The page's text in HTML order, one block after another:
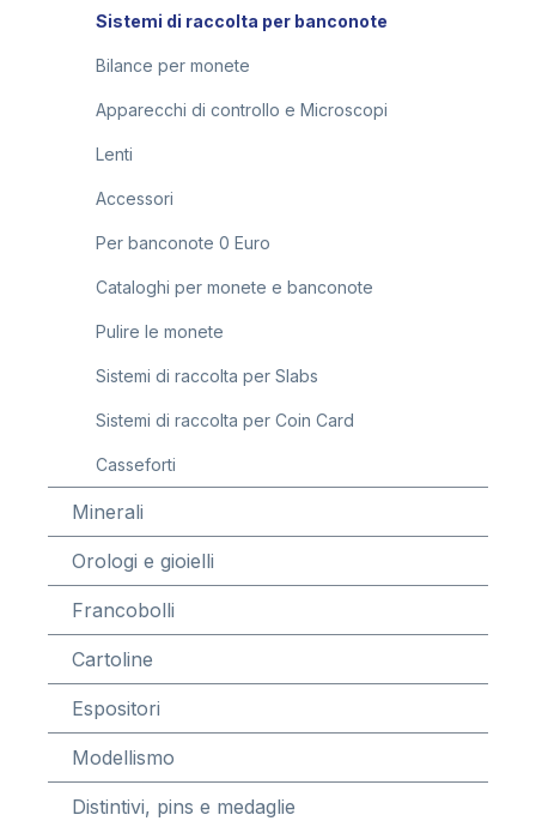
Sistemi di raccolta per banconote
Bilance per monete
Apparecchi di controllo e Microscopi
Lenti
Accessori
Per banconote 0 Euro
Cataloghi per monete e banconote
Pulire le monete
Sistemi di raccolta per Slabs
Sistemi di raccolta per Coin Card
Casseforti
Minerali
Orologi e gioielli
Francobolli
Cartoline
Espositori
Modellismo
Distintivi, pins e medaglie